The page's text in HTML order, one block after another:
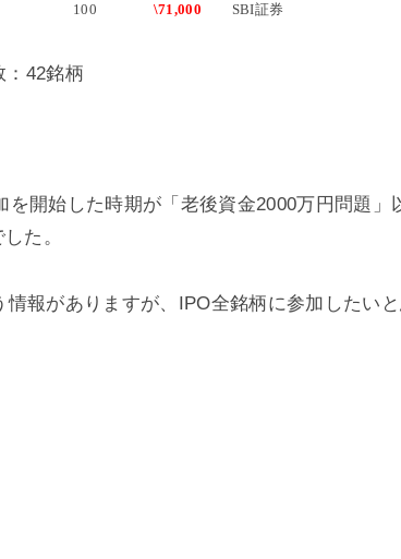
100
\71,000 SBI証券
42銘柄
開始した時期が「老後資金2000万円問題」
た。
報がありますが、IPO全銘柄に参加したいと